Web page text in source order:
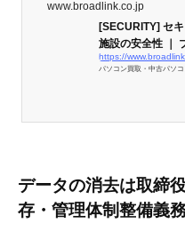
www.broadlink.co.jp
[SECURITY] セ
施設の安全性 ｜
https://
パソコン買取・中古パソ
データの消去は取締
存・管理体制整備義